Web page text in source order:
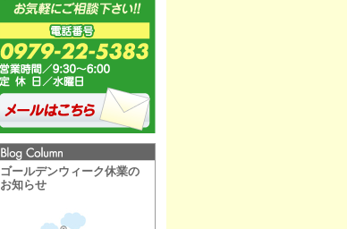
ゴールデンウィーク休業の
お知らせ